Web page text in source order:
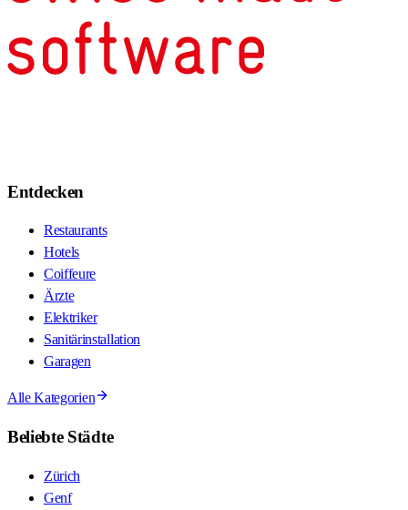
Entdecken
Restaurants
Hotels
Coiffeure
Ärzte
Elektriker
Sanitärinstallation
Garagen
Alle Kategorien
Beliebte Städte
Zürich
Genf